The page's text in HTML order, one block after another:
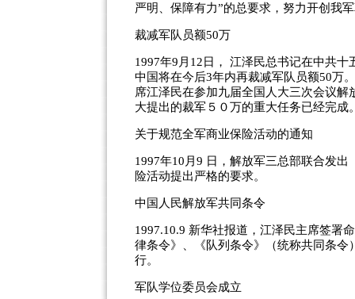
严明、保障有力”的总要求，努力开创我
裁减军队员额50万
1997年9月12日， 江泽民总书记在中共
中国将在今后3年内再裁减军队员额50万
席江泽民在参加九届全国人大三次会议
大提出的裁军５０万的重大任务已经完成
关于规范全军商业保险活动的通知
1997年10月9 日，解放军三总部联合发
险活动提出严格的要求。
中国人民解放军共同条令
1997.10.9 新华社报道，江泽民主席签署
律条令》、《队列条令》（统称共同条
行。
军队学位委员会成立